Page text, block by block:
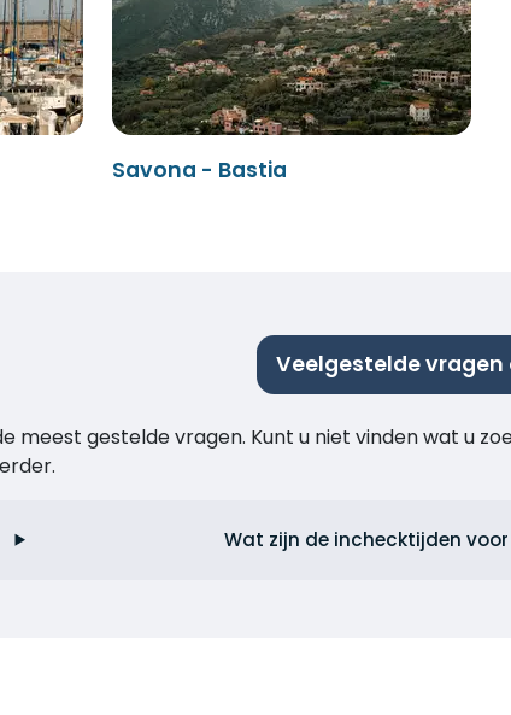
Savona - Bastia
Veelgestelde vragen
meest gestelde vragen. Kunt u niet vinden wat u
Wat zijn de inchecktijden